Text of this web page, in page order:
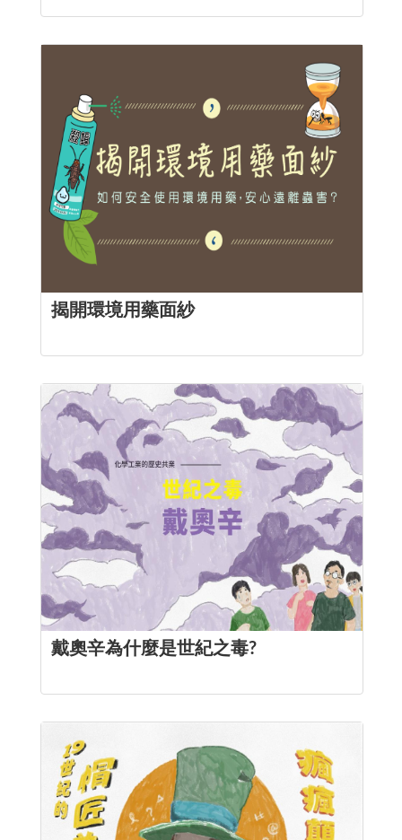
揭開環境用藥面紗
戴奧辛為什麼是世紀之毒?